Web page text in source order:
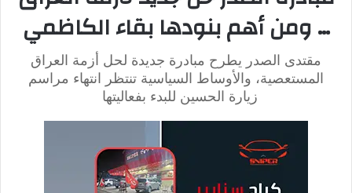
أماكن محاولات الاغتيال
وفق ما جاء فيصحيفة
تعرضت الملكة إليزابيث لمحاولات
اغتيال عديدة، ومن أكثر المناطق التي تعرضت فيها للخطر بريطانيا